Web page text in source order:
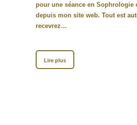
pour une séance en Sophrologie
depuis mon site web. Tout est
recevrez…
Lire plus